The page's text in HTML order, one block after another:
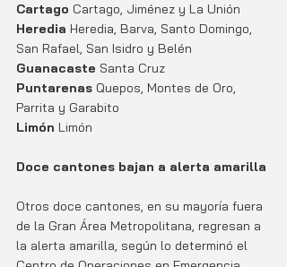
Cartago Cartago, Jiménez y La Unión
Heredia Heredia, Barva, Santo Domingo,
San Rafael, San Isidro y Belén
Guanacaste Santa Cruz
Puntarenas Quepos, Montes de Oro,
Parrita y Garabito
Limón Limón
Doce cantones bajan a alerta amarilla
Otros doce cantones, en su mayoría fuera
de la Gran Área Metropolitana, regresan a
la alerta amarilla, según lo determinó el